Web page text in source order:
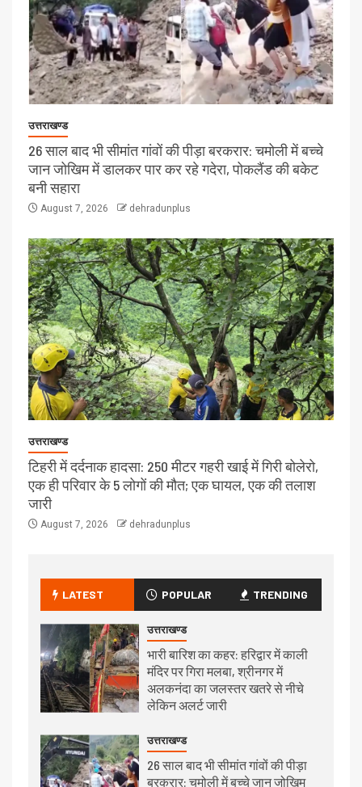
उत्तराखण्ड
26 साल बाद भी सीमांत गांवों की पीड़ा बरकरार: चमोली में बच्चे
जान जोखिम में डालकर पार कर रहे गदेरा, पोकलैंड की बकेट
बनी सहारा
August 7, 2026 dehradunplus
उत्तराखण्ड
टिहरी में दर्दनाक हादसा: 250 मीटर गहरी खाई में गिरी बोलेरो,
एक ही परिवार के 5 लोगों की मौत; एक घायल, एक की तलाश
जारी
August 7, 2026 dehradunplus
LATEST POPULAR TRENDING
उत्तराखण्ड
भारी बारिश का कहर: हरिद्वार में काली
मंदिर पर गिरा मलबा, श्रीनगर में
अलकनंदा का जलस्तर खतरे से नीचे
लेकिन अलर्ट जारी
उत्तराखण्ड
26 साल बाद भी सीमांत गांवों की पीड़ा
बरकरार: चमोली में बच्चे जान जोखिम